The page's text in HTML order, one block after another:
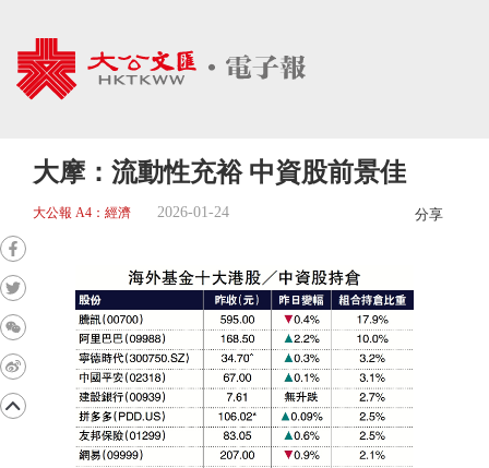
大摩：流動性充裕 中資股前景佳
大公報 A4：經濟 2026-01-24 分享